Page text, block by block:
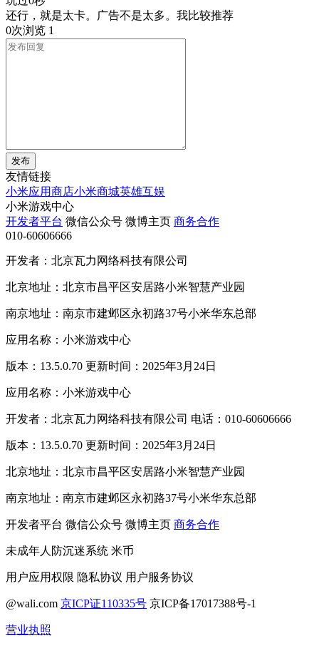
还行，就是太卡。广告不是太多。我比较推荐
0次浏览 1
发布
友情链接
小米应用商店小米商城英雄互娱
小米游戏中心
开发者平台 微信公众号 微博主页 商务合作
010-60606666
开发者：北京瓦力网络科技有限公司
北京地址：北京市昌平区安居路小米智慧产业园
南京地址：南京市建邺区永初路37号小米华东总部
应用名称：小米游戏中心
版本：13.5.0.70 更新时间：2025年3月24日
应用名称：小米游戏中心
开发者：北京瓦力网络科技有限公司 电话：010-60606666
版本：13.5.0.70 更新时间：2025年3月24日
北京地址：北京市昌平区安居路小米智慧产业园
南京地址：南京市建邺区永初路37号小米华东总部
开发者平台 微信公众号 微博主页 商务合作
未成年人防沉迷系统 米币
用户应用权限 隐私协议 用户服务协议
@wali.com 京ICP证110335号 京ICP备17017388号-1
营业执照